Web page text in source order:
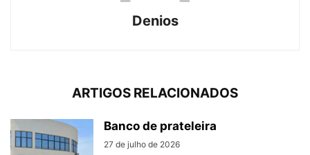
Denios
ARTIGOS RELACIONADOS
Banco de prateleira
27 de julho de 2026